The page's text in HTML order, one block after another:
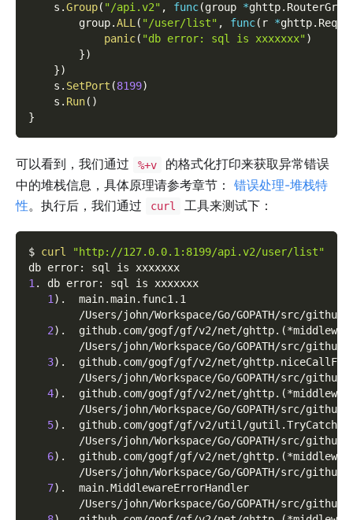
    s
.Group( "/api.v2" , func(group *ghttp.
        group
.ALL( "/user/list" , func( r *ghttp.
panic( "db error: sql is xxxxxxx")
})
})
    s
. SetPort (8199)
    s
. Run( )
}
可以看到，我们通过 %+v
的格式化打印来获取异常错误
中的堆栈信息，具体原理请参考章节： 错误处理-堆栈特
性。执行后，我们通过 curl 工具来测试下：
$ curl
"http://127.0.0.1:8199/api.v2/user/list"
db error: sql is xxxxxxx
1 . db error: sql is xxxxxxx
1 ) .  main.main.func1.1
/Users/john/Workspace/Go/GOPATH/src/
2) .  github.com/gogf/gf/v2/net/ghttp. (
/Users/john/Workspace/Go/GOPATH/src/
3) .  github.com/gogf/gf/v2/net/
/Users/john/Workspace/Go/GOPATH/src/
4) .  github.com/gogf/gf/v2/net/ghttp. (
/Users/john/Workspace/Go/GOPATH/src/
5) .  github.com/gogf/gf/v2/util/gutil.TryCatch
/Users/john/Workspace/Go/GOPATH/src/
6) .  github.com/gogf/gf/v2/net/ghttp. (
/Users/john/Workspace/Go/GOPATH/src/
7) .  main.MiddlewareErrorHandler
/Users/john/Workspace/Go/GOPATH/src/